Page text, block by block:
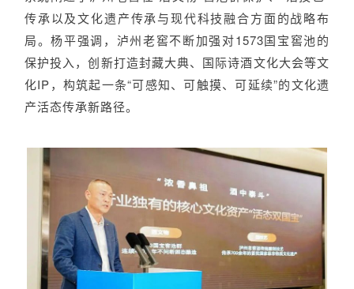
传承以及文化遗产传承与现代科技融合方面的战略布
局。杨平强调，泸州老窖不断加强对1573国宝窖池的
保护投入，创新打造封藏大典、国际诗酒文化大会等文
化IP，构筑起一条“可感知、可触摸、可延续”的文化遗
产活态传承新路径。